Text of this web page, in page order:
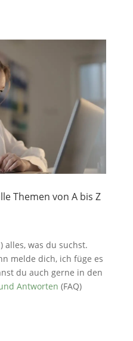
Themen von A bis Z
was du suchst.
melde dich, ich füge es
du auch gerne in den
Antworten (FAQ)